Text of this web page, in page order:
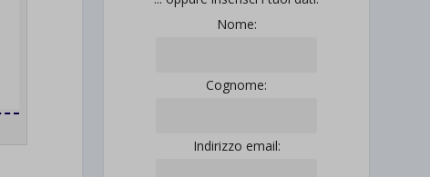
Nome:
Cognome:
Indirizzo email: